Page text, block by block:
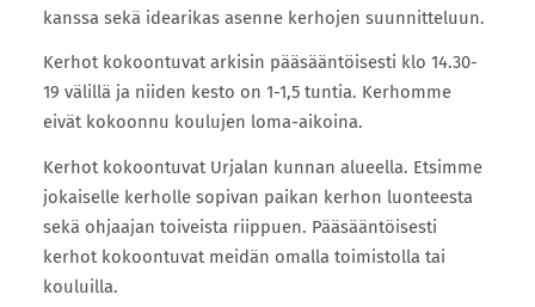
kanssa sekä idearikas asenne kerhojen suunnitteluun.
Kerhot kokoontuvat arkisin pääsääntöisesti klo 14.30-
19 välillä ja niiden kesto on 1-1,5 tuntia. Kerhomme
eivät kokoonnu koulujen loma-aikoina.
Kerhot kokoontuvat Urjalan kunnan alueella. Etsimme
jokaiselle kerholle sopivan paikan kerhon luonteesta
sekä ohjaajan toiveista riippuen. Pääsääntöisesti
kerhot kokoontuvat meidän omalla toimistolla tai
kouluilla.